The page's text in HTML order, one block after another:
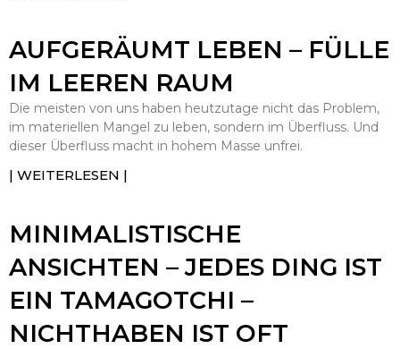
AUFGERÄUMT LEBEN – FÜLLE
IM LEEREN RAUM
Die meisten von uns haben heutzutage nicht das Problem,
im materiellen Mangel zu leben, sondern im Überfluss. Und
dieser Überfluss macht in hohem Masse unfrei.
| WEITERLESEN |
MINIMALISTISCHE
ANSICHTEN – JEDES DING IST
EIN TAMAGOTCHI –
NICHTHABEN IST OFT